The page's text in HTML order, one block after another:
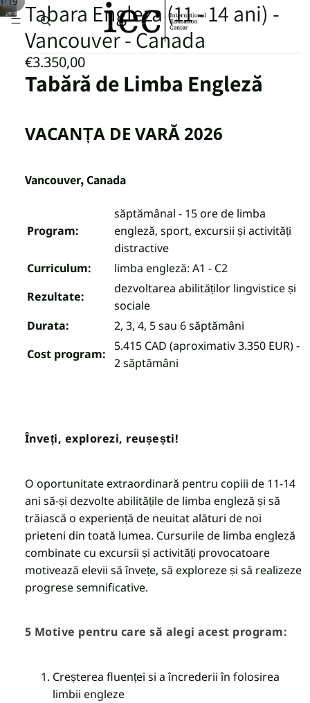
Tabara Engleza (11 - 14 ani) -
Vancouver - Canada
€3.350,00
Tabără de Limba Engleză
VACANȚA DE VARĂ 2026
Vancouver, Canada
Program:
săptămânal - 15 ore de limba
engleză, sport, excursii și activități
distractive
Curriculum:
limba engleză: A1 - C2
Rezultate:
dezvoltarea abilităților lingvistice și
sociale
Durata:
2, 3, 4, 5 sau 6 săptămâni
Cost program:
5.415 CAD (aproximativ 3.350 EUR) -
2 săptămâni
Înveți, explorezi, reușești!
O oportunitate extraordinară pentru copiii de 11-14
ani să-și dezvolte abilitățile de limba engleză și să
trăiască o experiență de neuitat alături de noi
prieteni din toată lumea. Cursurile de limba engleză
combinate cu excursii și activități provocatoare
motivează elevii să învețe, să exploreze și să realizeze
progrese semnificative.
5 Motive pentru care să alegi acest program:
Creșterea fluenței si a încrederii în folosirea
limbii engleze